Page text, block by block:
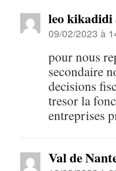
leo kikadidi
09/02/2023 à
pour nous
secondaire
decisions
tresor la
entreprises
Val de